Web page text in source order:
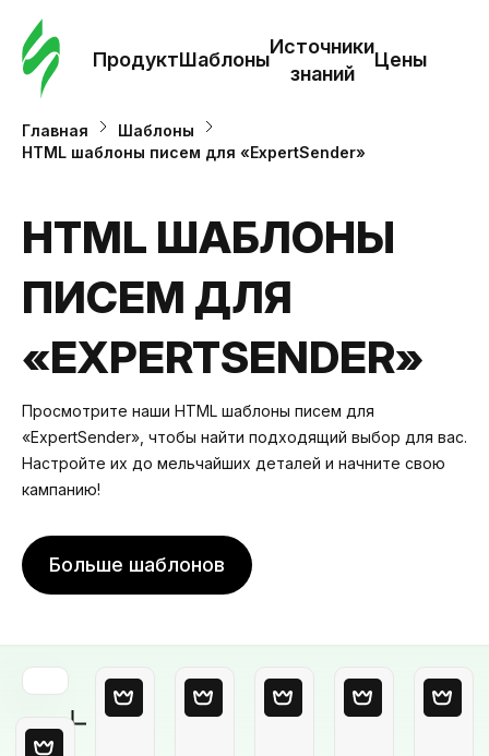
ПродуктШаблоны
Источники
знаний
Цены
Главная
Шаблоны
HTML шаблоны писем для «ExpertSender»
HTML ШАБЛОНЫ
ПИСЕМ ДЛЯ
«EXPERTSENDER»
Просмотрите наши HTML шаблоны писем для
«ExpertSender», чтобы найти подходящий выбор для вас.
Настройте их до мельчайших деталей и начните свою
кампанию!
Больше шаблонов